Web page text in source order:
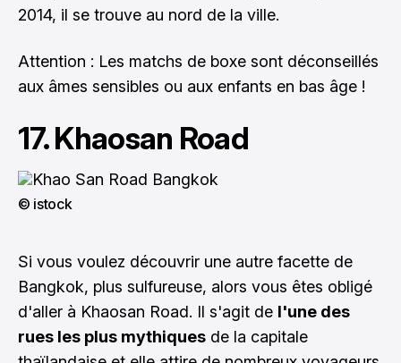
2014, il se trouve au nord de la ville.
Attention : Les matchs de boxe sont déconseillés
aux âmes sensibles ou aux enfants en bas âge !
17. Khaosan Road
© istock
Si vous voulez découvrir une autre facette de
Bangkok, plus sulfureuse, alors vous êtes obligé
d'aller à Khaosan Road. Il s'agit de l'une des
rues les plus mythiques de la capitale